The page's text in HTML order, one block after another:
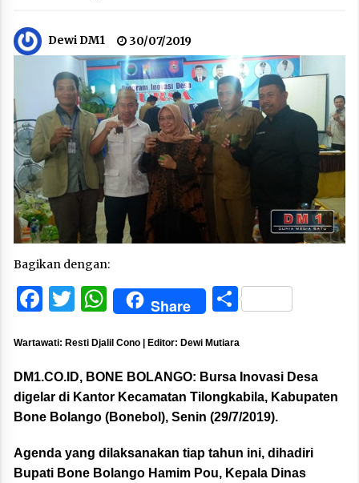
Dewi DM1 30/07/2019
Bagikan dengan:
Facebook
Twitter
WhatsApp
Share Share
Wartawati: Resti Djalil Cono | Editor: Dewi Mutiara
DM1.CO.ID, BONE BOLANGO: Bursa Inovasi Desa
digelar di Kantor Kecamatan Tilongkabila, Kabupaten
Bone Bolango (Bonebol), Senin (29/7/2019).
Agenda yang dilaksanakan tiap tahun ini, dihadiri
Bupati Bone Bolango Hamim Pou, Kepala Dinas